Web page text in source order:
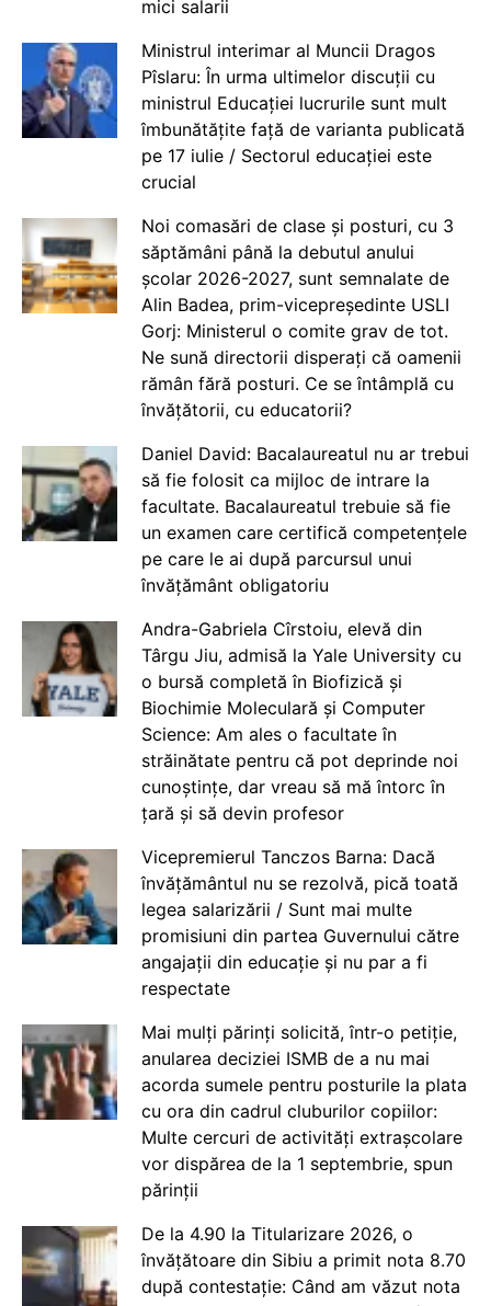
mici salarii
Ministrul interimar al Muncii Dragos
Pîslaru: În urma ultimelor discuții cu
ministrul Educației lucrurile sunt mult
îmbunătățite față de varianta publicată
pe 17 iulie / Sectorul educației este
crucial
Noi comasări de clase și posturi, cu 3
săptămâni până la debutul anului
școlar 2026-2027, sunt semnalate de
Alin Badea, prim-vicepreședinte USLI
Gorj: Ministerul o comite grav de tot.
Ne sună directorii disperați că oamenii
rămân fără posturi. Ce se întâmplă cu
învățătorii, cu educatorii?
Daniel David: Bacalaureatul nu ar trebui
să fie folosit ca mijloc de intrare la
facultate. Bacalaureatul trebuie să fie
un examen care certifică competențele
pe care le ai după parcursul unui
învățământ obligatoriu
Andra-Gabriela Cîrstoiu, elevă din
Târgu Jiu, admisă la Yale University cu
o bursă completă în Biofizică și
Biochimie Moleculară și Computer
Science: Am ales o facultate în
străinătate pentru că pot deprinde noi
cunoștințe, dar vreau să mă întorc în
țară și să devin profesor
Vicepremierul Tanczos Barna: Dacă
învățământul nu se rezolvă, pică toată
legea salarizării / Sunt mai multe
promisiuni din partea Guvernului către
angajații din educație și nu par a fi
respectate
Mai mulți părinți solicită, într-o petiție,
anularea deciziei ISMB de a nu mai
acorda sumele pentru posturile la plata
cu ora din cadrul cluburilor copiilor:
Multe cercuri de activități extrașcolare
vor dispărea de la 1 septembrie, spun
părinții
De la 4.90 la Titularizare 2026, o
învățătoare din Sibiu a primit nota 8.70
după contestație: Când am văzut nota